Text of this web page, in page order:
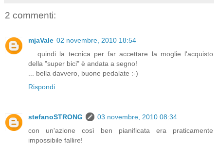
2 commenti:
mjaVale 02 novembre, 2010 18:54
... quindi la tecnica per far accettare la moglie l'acquisto
della "super bici" è andata a segno!
... bella davvero, buone pedalate :-)
Rispondi
stefanoSTRONG
03 novembre, 2010 08:34
con un'azione così ben pianificata era praticamente
impossibile fallire!